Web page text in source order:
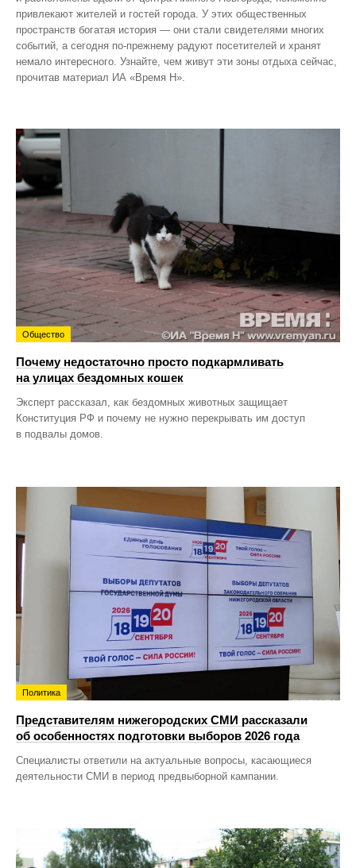
привлекают жителей и гостей города. У этих общественных
пространств богатая история — они стали свидетелями многих
событий, а сегодня по‑прежнему радуют посетителей и хранят
немало интересного. Узнайте, чем живут эти зоны отдыха сейчас,
прочитав материал ИА «Время Н».
Общество
Почему недостаточно просто подкармливать
на улицах бездомных кошек
Эксперт рассказал, как бездомных животных защищает
Конституция РФ и почему не нужно перекрывать им доступ
в подвалы домов.
Политика
Представителям нижегородских СМИ рассказали
об особенностях подготовки выборов 2026 года
Специалисты ответили на актуальные вопросы, касающиеся
деятельности СМИ в период предвыборной кампании.